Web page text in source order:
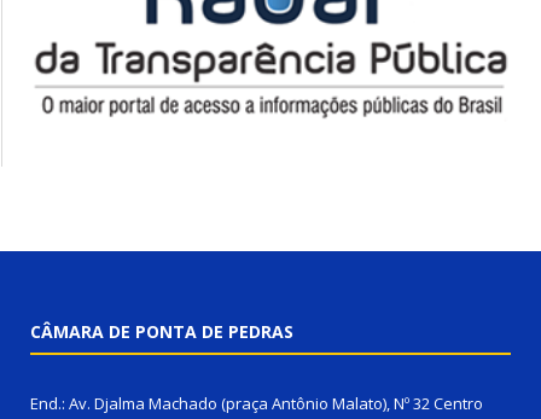
CÂMARA DE PONTA DE PEDRAS
End.: Av. Djalma Machado (praça Antônio Malato), Nº 32 Centro